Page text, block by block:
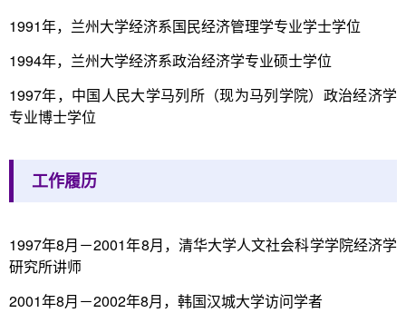
1991年，兰州大学经济系国民经济管理学专业学士学位
1994年，兰州大学经济系政治经济学专业硕士学位
1997年，中国人民大学马列所（现为马列学院）政治经济学
专业博士学位
工作履历
1997年8月－2001年8月，清华大学人文社会科学学院经济学
研究所讲师
2001年8月－2002年8月，韩国汉城大学访问学者